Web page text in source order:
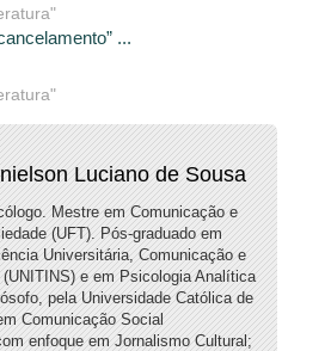
...
Luciano de Sousa
Mestre em Comunicação e
(UFT). Pós-graduado em
Universitária, Comunicação e
e em Psicologia Analítica
pela Universidade Católica de
Comunicação Social
enfoque em Jornalismo Cultural;